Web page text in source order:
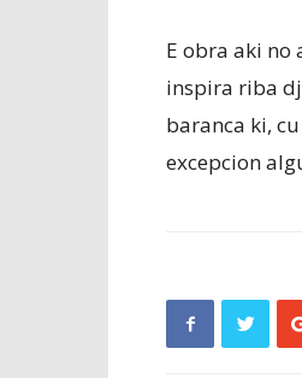
E obra aki no
inspira riba
baranca ki,
excepcion